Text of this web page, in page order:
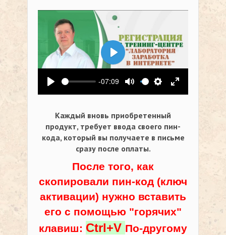
Воспроизвести
-07:09
Выключить звук
Настройки
На весь
Воспроизвести
Каждый вновь приобретенный
продукт, требует ввода своего пин-
кода, который вы получаете в письме
сразу после оплаты.
После того, как
скопировали пин-код (ключ
активации) нужно вставить
его с помощью "горячих"
клавиш: Ctrl+V По-другому